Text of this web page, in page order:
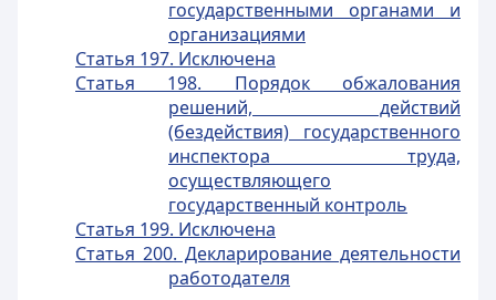
государственными органами и
организациями
Статья 197. Исключена
Статья 198. Порядок обжалования
решений, действий
(бездействия) государственного
инспектора труда,
осуществляющего
государственный контроль
Статья 199. Исключена
Статья 200. Декларирование деятельности
работодателя